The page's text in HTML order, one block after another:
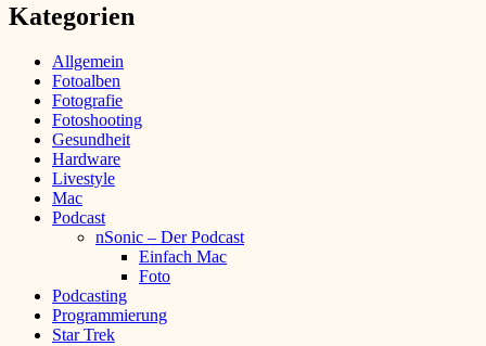
Kategorien
Allgemein
Fotoalben
Fotografie
Fotoshooting
Gesundheit
Hardware
Livestyle
Mac
Podcast
nSonic – Der Podcast
Einfach Mac
Foto
Podcasting
Programmierung
Star Trek